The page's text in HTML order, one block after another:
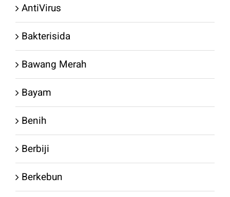
AntiVirus
Bakterisida
Bawang Merah
Bayam
Benih
Berbiji
Berkebun